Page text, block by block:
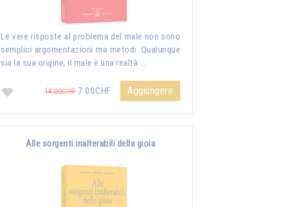
Le vere risposte al problema del male non sono
semplici argomentazioni ma metodi. Qualunque
sia la sua origine, il male è una realtà …
14.00CHF7.00CHF Aggiungere
Alle sorgenti inalterabili della gioia